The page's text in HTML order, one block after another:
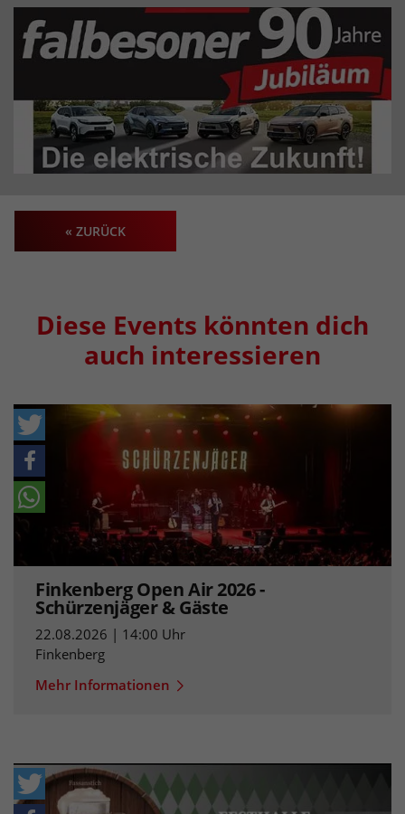
« ZURÜCK
Diese Events könnten dich
auch interessieren
Finkenberg Open Air 2026 -
Schürzenjäger & Gäste
22.08.2026 | 14:00 Uhr
Finkenberg
Mehr Informationen